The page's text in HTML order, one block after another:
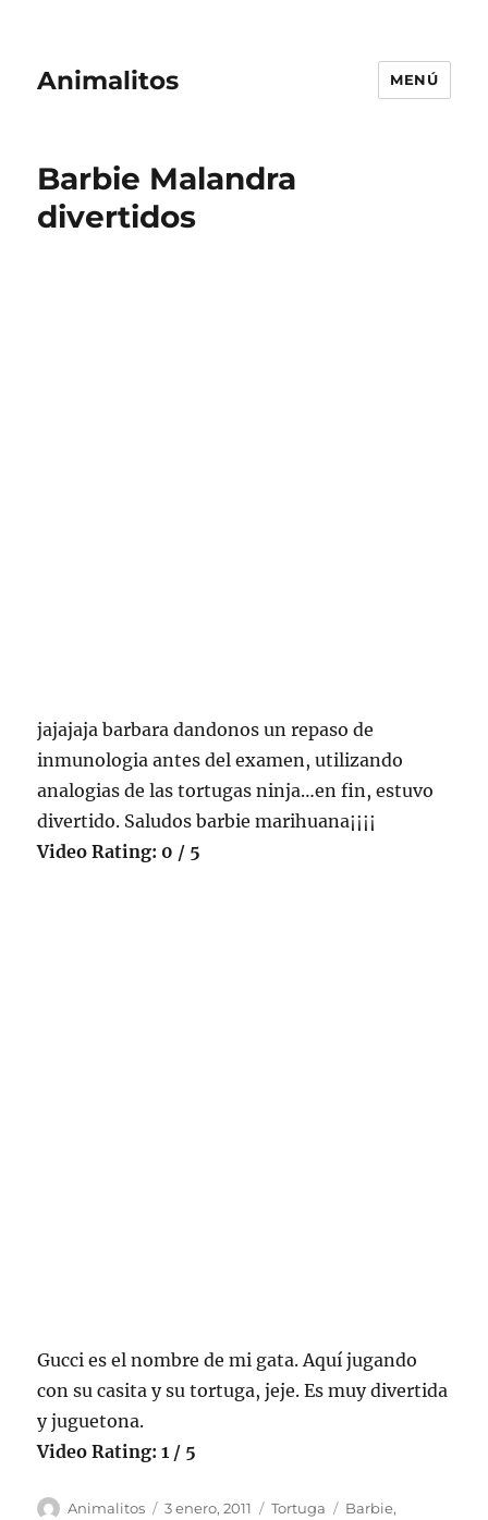
Animalitos MENÚ
Barbie Malandra
divertidos
jajajaja barbara dandonos un repaso de
inmunologia antes del examen, utilizando
analogias de las tortugas ninja…en fin, estuvo
divertido. Saludos barbie marihuana¡¡¡¡
Video Rating: 0 / 5
Gucci es el nombre de mi gata. Aquí jugando
con su casita y su tortuga, jeje. Es muy divertida
y juguetona.
Video Rating: 1 / 5
Autor
Animalitos
Publicado
3 enero, 2011 Categorías
Tortuga Etiquetas
Barbie,